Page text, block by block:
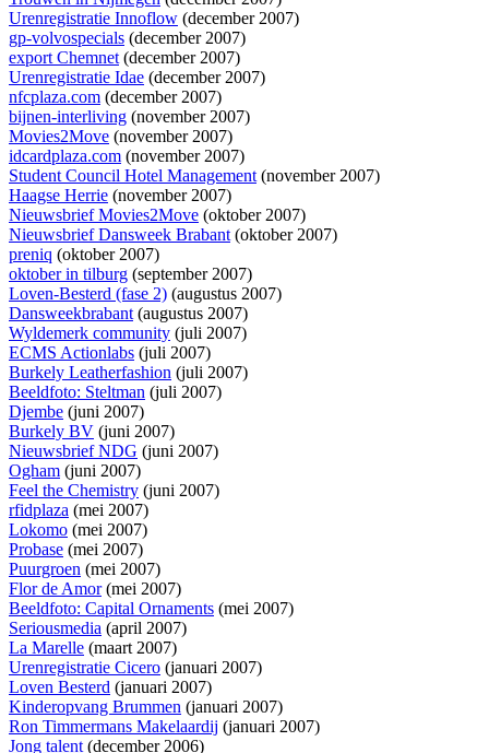
Urenregistratie Innoflow (december 2007)
gp-volvospecials (december 2007)
export Chemnet(december 2007)
Urenregistratie Idae (december 2007)
nfcplaza.com (december 2007)
bijnen-interliving (november 2007)
Movies2Move (november 2007)
idcardplaza.com (november 2007)
Student Council Hotel Management(november 2007)
Haagse Herrie (november 2007)
Nieuwsbrief Movies2Move (oktober 2007)
Nieuwsbrief Dansweek Brabant(oktober 2007)
preniq (oktober 2007)
oktober in tilburg (september 2007)
Loven-Besterd (fase 2) (augustus 2007)
Dansweekbrabant(augustus 2007)
Wyldemerk community (juli 2007)
ECMS Actionlabs (juli 2007)
Burkely Leatherfashion (juli 2007)
Beeldfoto: Steltman (juli 2007)
Djembe (juni 2007)
Burkely BV (juni 2007)
Nieuwsbrief NDG (juni 2007)
Ogham (juni 2007)
Feel the Chemistry (juni 2007)
rfidplaza (mei 2007)
Lokomo (mei 2007)
Probase (mei 2007)
Puurgroen (mei 2007)
Flor de Amor(mei 2007)
Beeldfoto: Capital Ornaments (mei 2007)
Seriousmedia (april 2007)
La Marelle (maart 2007)
Urenregistratie Cicero (januari 2007)
Loven Besterd (januari 2007)
Kinderopvang Brummen (januari 2007)
Ron Timmermans Makelaardij (januari 2007)
Jong talent(december 2006)